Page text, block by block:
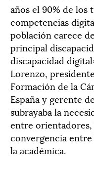
años el 90% de los
competencias
población carece
principal
discapacidad
Lorenzo,
Formación de la
España y gerente
subrayaba la
entre
convergencia entre
la académica.